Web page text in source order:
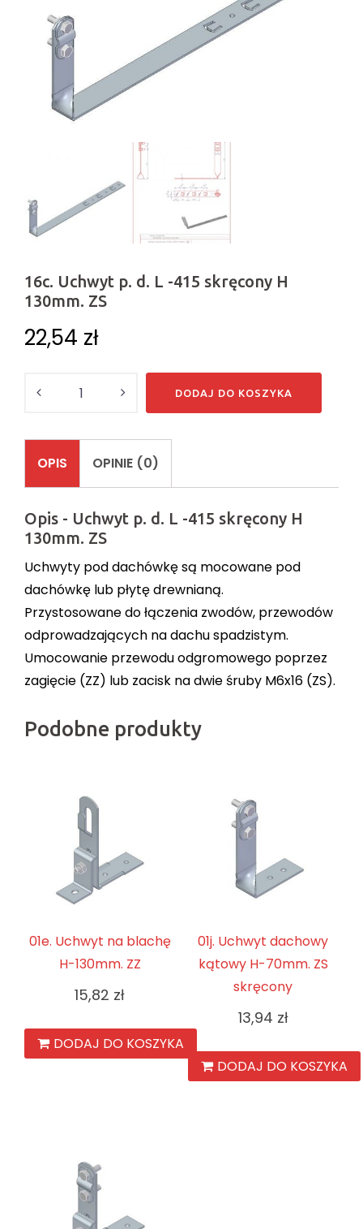
16c. Uchwyt p. d. L -415 skręcony H
130mm. ZS
22,54 zł
DODAJ DO KOSZYKA
OPIS OPINIE (0)
Opis - Uchwyt p. d. L -415 skręcony H
130mm. ZS
Uchwyty pod dachówkę są mocowane pod
dachówkę lub płytę drewnianą.
Przystosowane do łączenia zwodów, przewodów
odprowadzających na dachu spadzistym.
Umocowanie przewodu odgromowego poprzez
zagięcie (ZZ) lub zacisk na dwie śruby M6x16 (ZS).
Podobne produkty
01e. Uchwyt na blachę
H-130mm. ZZ
15,82 zł
DODAJ DO KOSZYKA
01j. Uchwyt dachowy
kątowy H-70mm. ZS
skręcony
13,94 zł
DODAJ DO KOSZYKA